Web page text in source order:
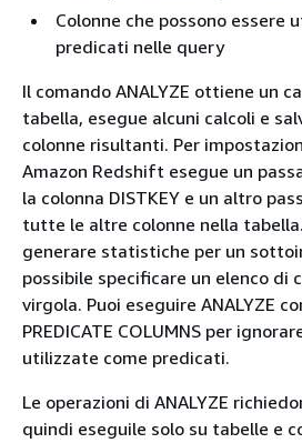
Colonne che possono essere
predicati nelle query
Il comando ANALYZE ottiene un
tabella, esegue alcuni calcoli e
colonne risultanti. Per
Amazon Redshift esegue un
la colonna DISTKEY e un altro
tutte le altre colonne nella
generare statistiche per un
possibile specificare un elenco di
virgola. Puoi eseguire ANALYZE
PREDICATE COLUMNS per
utilizzate come predicati.
Le operazioni di ANALYZE
quindi eseguile solo su tabelle e